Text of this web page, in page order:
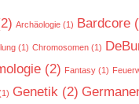
Archäologie (1) Bardcore
(1) Chromosomen (1)
(2) Fantasy (1)
Genetik (2)